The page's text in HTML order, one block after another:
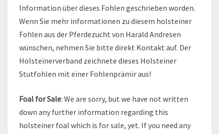
Information über dieses Fohlen geschrieben worden.
Wenn Sie mehr informationen zu diesem holsteiner
Fohlen aus der Pferdezucht von Harald Andresen
wünschen, nehmen Sie bitte direkt Kontakt auf. Der
Holsteinerverband zeichnete dieses Holsteiner
Stutfohlen mit einer Fohlenprämir aus!
Foal for Sale: We are sorry, but we have not written
down any further information regarding this
holsteiner foal which is for sale, yet. If you need any